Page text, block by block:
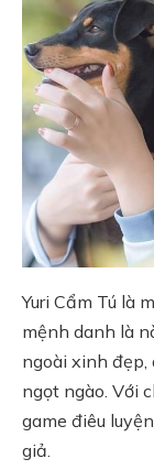
Yuri Cẩm Tú là
mệnh danh là
ngoài xinh đẹp,
ngọt ngào. Với
game điêu
giả.